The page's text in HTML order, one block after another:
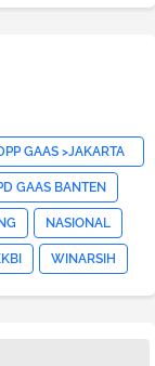
GAAS >JAKARTA
GAAS BANTEN
NASIONAL
WINARSIH